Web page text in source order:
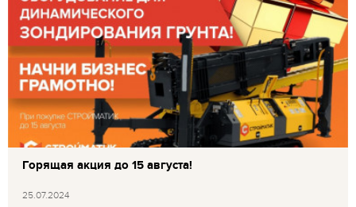
Горящая акция до 15 августа!
25.07.2024